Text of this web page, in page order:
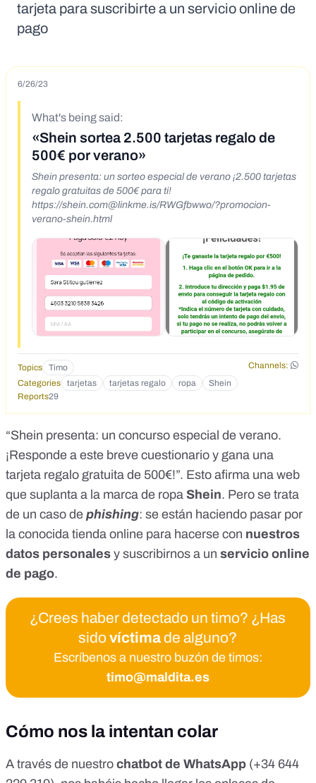
tarjeta para suscribirte a un servicio online de
pago
6/26/23
What's being said:
«Shein sortea 2.500 tarjetas regalo de
500€ por verano»
Shein presenta: un sorteo especial de verano ¡2.500 tarjetas
regalo gratuitas de 500€ para ti!
https://shein.com@linkme.is/RWGfbwwo/?promocion-
verano-shein.html
Topics Timo
Channels:
Categories
tarjetas tarjetas regalo ropa
Shein
Reports29
“Shein presenta: un concurso especial de verano.
¡Responde a este breve cuestionario y gana una
tarjeta regalo gratuita de 500€!”. Esto afirma una web
que suplanta a la marca de ropa Shein. Pero se trata
de un caso de phishing: se están haciendo pasar por
la conocida tienda online para hacerse con nuestros
datos personales y suscribirnos a un servicio online
de pago.
¿Crees haber detectado un timo? ¿Has
sidovíctimade alguno?
Escríbenos a nuestro buzón de timos:
timo@maldita.es
Cómo nos la intentan colar
A través de nuestro chatbot de WhatsApp (+34 644